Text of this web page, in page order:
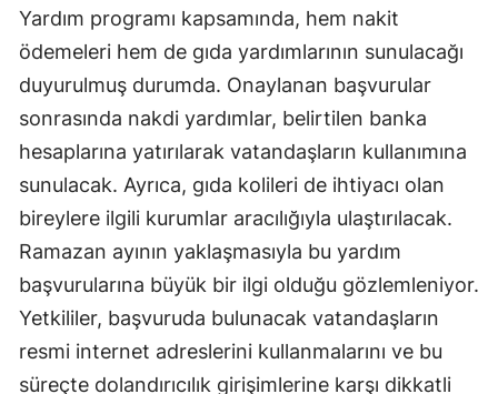
Yardım programı kapsamında, hem nakit
ödemeleri hem de gıda yardımlarının sunulacağı
duyurulmuş durumda. Onaylanan başvurular
sonrasında nakdi yardımlar, belirtilen banka
hesaplarına yatırılarak vatandaşların kullanımına
sunulacak. Ayrıca, gıda kolileri de ihtiyacı olan
bireylere ilgili kurumlar aracılığıyla ulaştırılacak.
Ramazan ayının yaklaşmasıyla bu yardım
başvurularına büyük bir ilgi olduğu gözlemleniyor.
Yetkililer, başvuruda bulunacak vatandaşların
resmi internet adreslerini kullanmalarını ve bu
süreçte dolandırıcılık girişimlerine karşı dikkatli